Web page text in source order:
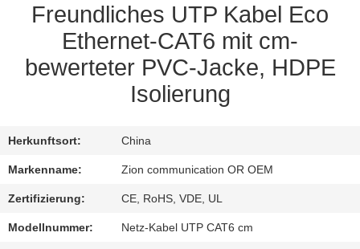
VERBINDUNG
ZITAT
SITEMAP
Freundliches UTP Kabel Eco
Ethernet-CAT6 mit cm-
bewerteter PVC-Jacke, HDPE
Isolierung
Herkunftsort: China
Markenname: Zion communication OR OEM
Zertifizierung: CE, RoHS, VDE, UL
Modellnummer: Netz-Kabel UTP CAT6 cm